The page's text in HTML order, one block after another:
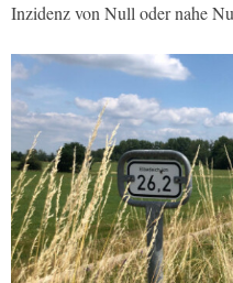
Inzidenz von Null oder nahe